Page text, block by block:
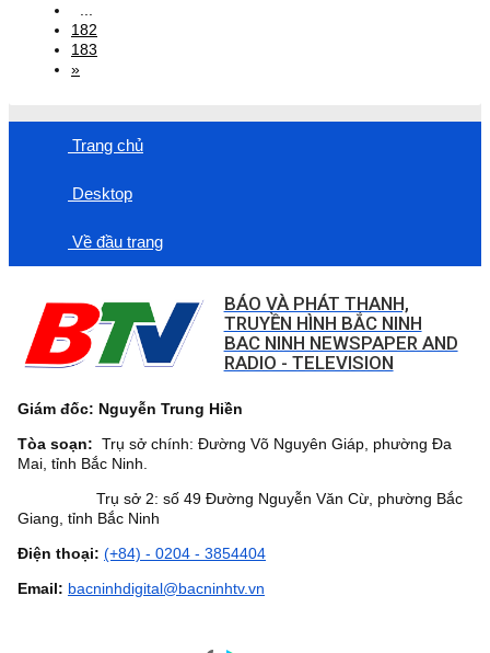
182
183
»
Trang chủ
Desktop
Về đầu trang
BÁO VÀ PHÁT THANH,
TRUYỀN HÌNH BẮC NINH
BAC NINH NEWSPAPER AND
RADIO - TELEVISION
Giám đốc: Nguyễn Trung Hiền
Tòa soạn: Trụ sở chính: Đường Võ Nguyên Giáp, phường Đa
Mai, tỉnh Bắc Ninh.
Trụ sở 2: số 49 Đường Nguyễn Văn Cừ, phường Bắc
Giang, tỉnh Bắc Ninh
Điện thoại: (+84) - 0204 - 3854404
Email: bacninhdigital@bacninhtv.vn